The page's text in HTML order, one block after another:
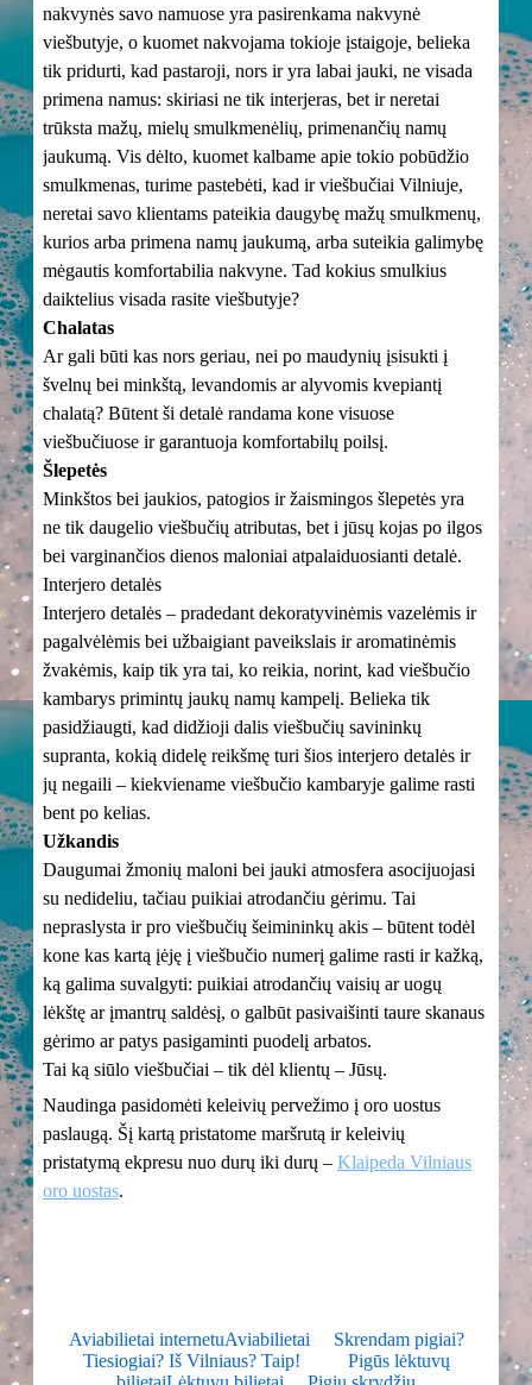
nakvynės savo namuose yra pasirenkama nakvynė
viešbutyje, o kuomet nakvojama tokioje įstaigoje, belieka
tik pridurti, kad pastaroji, nors ir yra labai jauki, ne visada
primena namus: skiriasi ne tik interjeras, bet ir neretai
trūksta mažų, mielų smulkmenėlių, primenančių namų
jaukumą. Vis dėlto, kuomet kalbame apie tokio pobūdžio
smulkmenas, turime pastebėti, kad ir viešbučiai Vilniuje,
neretai savo klientams pateikia daugybę mažų smulkmenų,
kurios arba primena namų jaukumą, arba suteikia galimybę
mėgautis komfortabilia nakvyne. Tad kokius smulkius
daiktelius visada rasite viešbutyje?
Chalatas
Ar gali būti kas nors geriau, nei po maudynių įsisukti į
švelnų bei minkštą, levandomis ar alyvomis kvepiantį
chalatą? Būtent ši detalė randama kone visuose
viešbučiuose ir garantuoja komfortabilų poilsį.
Šlepetės
Minkštos bei jaukios, patogios ir žaismingos šlepetės yra
ne tik daugelio viešbučių atributas, bet i jūsų kojas po ilgos
bei varginančios dienos maloniai atpalaiduosianti detalė.
Interjero detalės
Interjero detalės – pradedant dekoratyvinėmis vazelėmis ir
pagalvėlėmis bei užbaigiant paveikslais ir aromatinėmis
žvakėmis, kaip tik yra tai, ko reikia, norint, kad viešbučio
kambarys primintų jaukų namų kampelį. Belieka tik
pasidžiaugti, kad didžioji dalis viešbučių savininkų
supranta, kokią didelę reikšmę turi šios interjero detalės ir
jų negaili – kiekviename viešbučio kambaryje galime rasti
bent po kelias.
Užkandis
Daugumai žmonių maloni bei jauki atmosfera asocijuojasi
su nedideliu, tačiau puikiai atrodančiu gėrimu. Tai
nepraslysta ir pro viešbučių šeimininkų akis – būtent todėl
kone kas kartą įėję į viešbučio numerį galime rasti ir kažką,
ką galima suvalgyti: puikiai atrodančių vaisių ar uogų
lėkštę ar įmantrų saldėsį, o galbūt pasivaišinti taure skanaus
gėrimo ar patys pasigaminti puodelį arbatos.
Tai ką siūlo viešbučiai – tik dėl klientų – Jūsų.
Naudinga pasidomėti keleivių pervežimo į oro uostus
paslaugą. Šį kartą pristatome maršrutą ir keleivių
pristatymą ekpresu nuo durų iki durų – Klaipeda Vilniaus
oro uostas.
Aviabilietai internetuAviabilietai
Skrendam pigiai?
Tiesiogiai? Iš Vilniaus? Taip!
Pigūs lėktuvų